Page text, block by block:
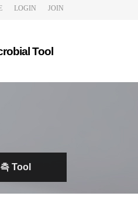
LOGIN JOIN
Tool
Tool